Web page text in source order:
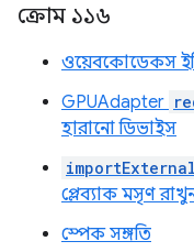
ক্রোম ১১৬
ওয়েবকোডেকস
GPUAdapter
হারানো ডিভাইস
প্লেব্যাক মসৃণ
স্পেক সঙ্গতি